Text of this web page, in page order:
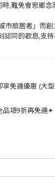
,難免會思鄉
市旅居者」而
認同的歇息,支
免運優惠 (大
品項9折再免運✦